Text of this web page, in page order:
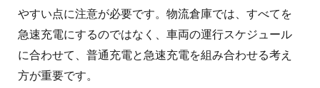
やすい点に注意が必要です。 物流倉庫では、すべてを
急速充電にするのではなく、車両の運行スケジュール
に合わせて、普通充電と急速充電を組み合わせる考え
方が重要です。